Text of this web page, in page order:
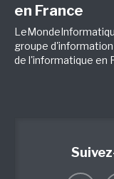
en France
groupe
de l'informatique en